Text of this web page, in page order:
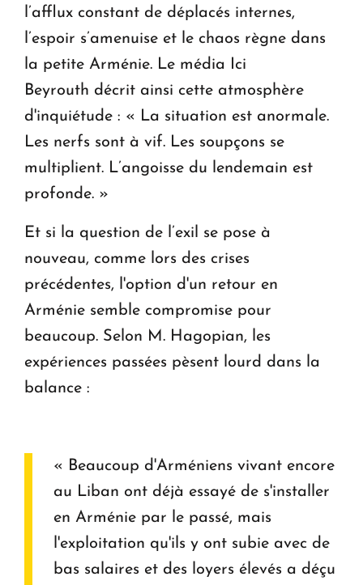
l’afflux constant de déplacés internes,
l’espoir s’amenuise et le chaos règne dans
la petite Arménie. Le média Ici
Beyrouth décrit ainsi cette atmosphère
d'inquiétude : « La situation est anormale.
Les nerfs sont à vif. Les soupçons se
multiplient. L’angoisse du lendemain est
profonde. »
Et si la question de l’exil se pose à
nouveau, comme lors des crises
précédentes, l'option d'un retour en
Arménie semble compromise pour
beaucoup. Selon M. Hagopian, les
expériences passées pèsent lourd dans la
balance :
« Beaucoup d'Arméniens vivant encore
au Liban ont déjà essayé de s'installer
en Arménie par le passé, mais
l'exploitation qu'ils y ont subie avec de
bas salaires et des loyers élevés a déçu